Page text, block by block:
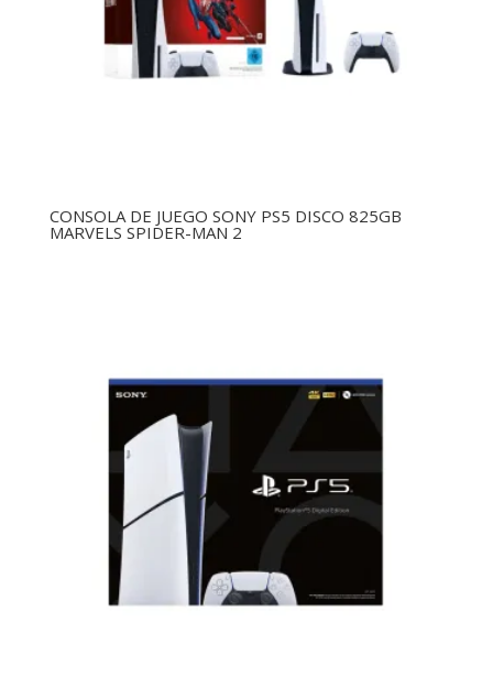
CONSOLA DE JUEGO SONY PS5 DISCO 825GB
MARVELS SPIDER-MAN 2